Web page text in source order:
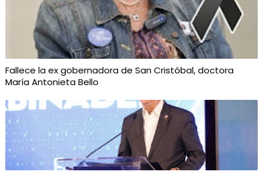
Fallece la ex gobernadora de San Cristóbal, doctora
María Antonieta Bello